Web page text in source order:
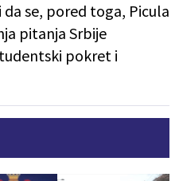
se, pored toga, Picula
pitanja Srbije
pokret i